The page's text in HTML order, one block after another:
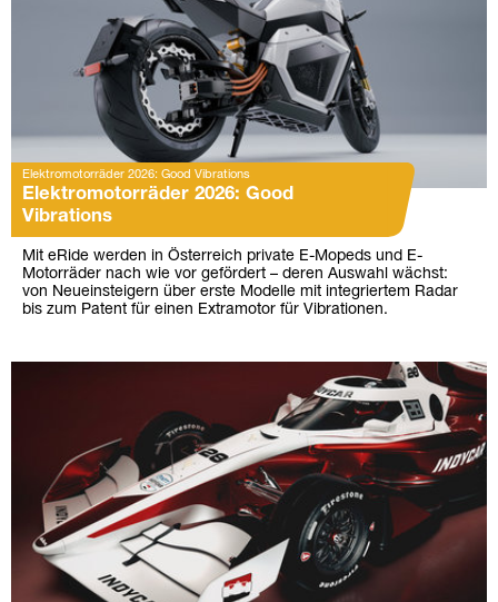
Elektromotorräder 2026: Good Vibrations
Elektromotorräder 2026: Good
Vibrations
Mit eRide werden in Österreich private E-Mopeds und E-
Motorräder nach wie vor gefördert – deren Auswahl wächst:
von Neueinsteigern über erste Modelle mit integriertem Radar
bis zum Patent für einen Extramotor für Vibrationen.